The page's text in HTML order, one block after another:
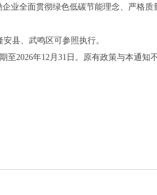
全面贯彻绿色低碳节能理念、严格质
县、武鸣区可参照执行。
2026年12月31日。原有政策与本通知